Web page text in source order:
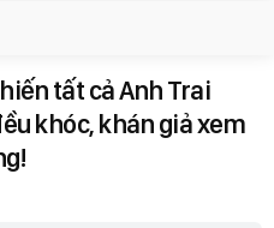
tất cả Anh Trai
khóc, khán giả xem